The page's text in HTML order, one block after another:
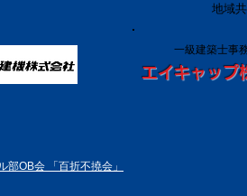
地域
一級建築士事
エイキャップ
OB会 「百折不撓会」